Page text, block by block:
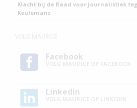
Klacht bij de Raad voor Journalistiek
Keulemans
Facebook
Linkedin